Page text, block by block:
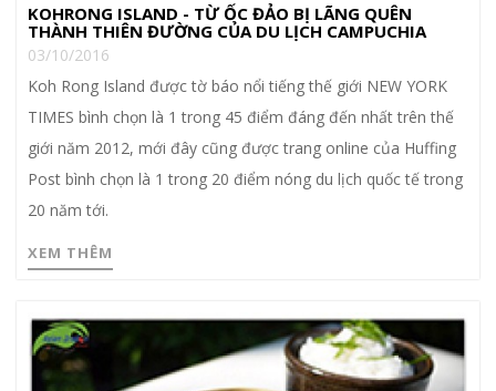
KOHRONG ISLAND - TỪ ỐC ĐẢO BỊ LÃNG QUÊN
THÀNH THIÊN ĐƯỜNG CỦA DU LỊCH CAMPUCHIA
03/10/2016
Koh Rong Island được tờ báo nổi tiếng thế giới NEW YORK
TIMES bình chọn là 1 trong 45 điểm đáng đến nhất trên thế
giới năm 2012, mới đây cũng được trang online của Huffing
Post bình chọn là 1 trong 20 điểm nóng du lịch quốc tế trong
20 năm tới.
XEM THÊM